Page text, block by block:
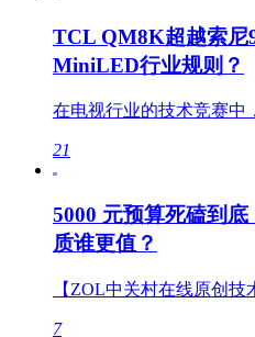
TCL QM8K超越索尼
MiniLED行业规则？
在电视行业的技术竞赛中
21
5000 元预算死磕到
质谁更值？
【ZOL中关村在线原创
7